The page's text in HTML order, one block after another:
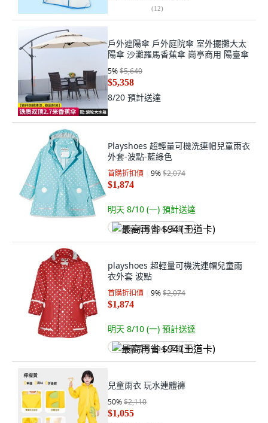
(12)
戶外遮陽傘 戶外庭院傘 室外擺攤大太
陽傘 沙灘羅馬香蕉傘 崗亭商用 陽臺傘
5%$5,640
$5,358
8/20 預計送達
Playshoes 超輕量可機洗連帽兒童雨衣
外套-波點-藍綠色
首購折扣價 9%$2,074
$1,874
明天 8/10 (一) 預計送達
最高再省 $94 (王道卡)
playshoes 超輕量可機洗連帽兒童雨
衣外套 波點
首購折扣價 9%$2,074
$1,874
明天 8/10 (一) 預計送達
最高再省 $94 (王道卡)
兒童雨衣 玩水連體褲
50%$2,110
$1,055